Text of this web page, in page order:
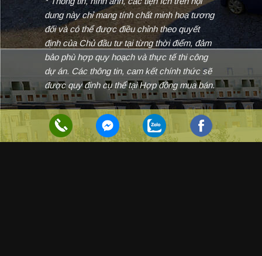
dung này chỉ mang tính chất minh hoạ tương
đối và có thể được điều chỉnh theo quyết
định của Chủ đầu tư tại từng thời điểm, đảm
bảo phù hợp quy hoạch và thực tế thi công
dự án. Các thông tin, cam kết chính thức sẽ
được quy định cụ thể tại Hợp đồng mua bán.